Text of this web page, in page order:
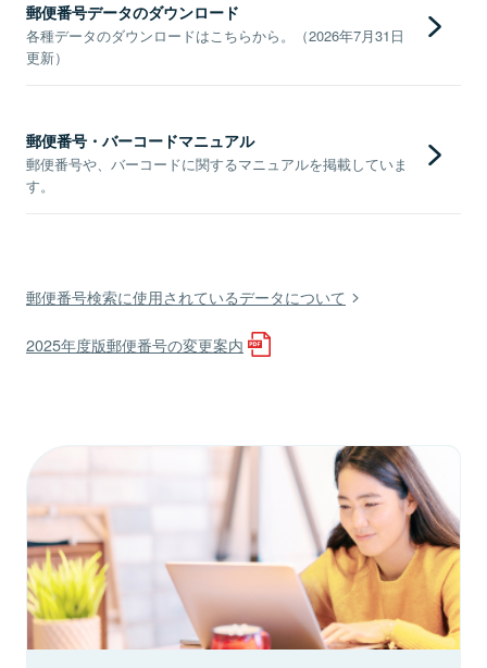
郵便番号データのダウンロード
各種データのダウンロードはこちらから。（2026年7月31日
更新）
郵便番号・バーコードマニュアル
郵便番号や、バーコードに関するマニュアルを掲載していま
す。
郵便番号検索に使用されているデータについて
2025年度版郵便番号の変更案内